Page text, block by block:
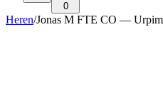
0
Heren/Jonas M FTE CO —